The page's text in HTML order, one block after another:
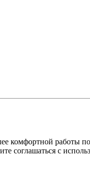
комфортной работы
соглашаться с